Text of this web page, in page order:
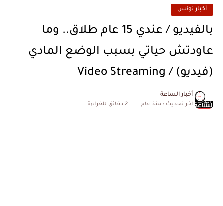
أخبار تونس
بالفيديو / عندي 15 عام طلاق.. وما
عاودتش حياتي بسبب الوضع المادي
(فيديو) / Video Streaming
أخبار الساعة
اخر تحديث : منذ عام 2 دقائق للقراءة